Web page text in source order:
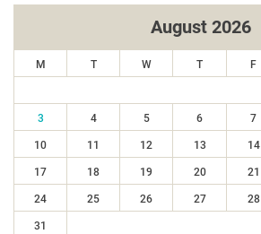
August 2026
M T W T F
3 4 5 6 7
10 11 12 13 14
17 18 19 20 21
24 25 26 27 28
31